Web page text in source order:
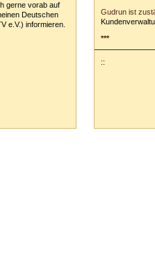
gerne vorab auf
Deutschen
e.V.) informieren.
Gudrun ist
***
::